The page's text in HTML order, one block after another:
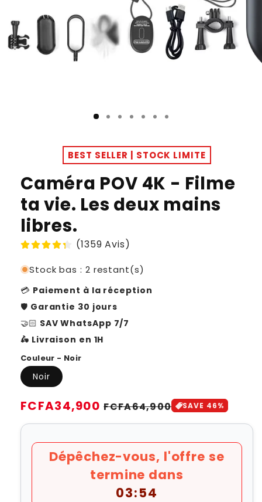
BEST SELLER | STOCK LIMITE
Caméra POV 4K - Filme
ta vie. Les deux mains
libres.
(1359 Avis)
Stock bas : 2 restant(s)
💳 Paiement à la réception
🛡️ Garantie 30 jours
🤝🏻 SAV WhatsApp 7/7
🛵 Livraison en 1H
Couleur - Noir
Noir
Prix
habituel
FCFA34,900 Prix
soldé
FCFA64,900 SAVE 46%
Dépêchez-vous, l'offre se
termine dans
03:52